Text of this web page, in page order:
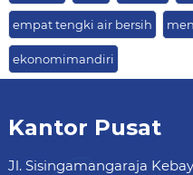
empat tengki air bersih
ekonomimandiri
Kantor Pusat
Jl. Sisingamangaraja